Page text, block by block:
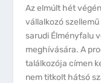
Az elmúlt hét
vállalkozó
sarudi Élményfalu
meghívására. A
találkozója címen
nem titkolt hátsó